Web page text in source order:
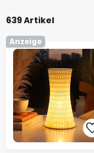
639 Artikel
Anzeige